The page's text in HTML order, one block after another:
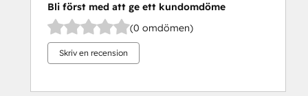
Bli först med att ge ett kundomdöme
(0 omdömen)
Skriv en recension